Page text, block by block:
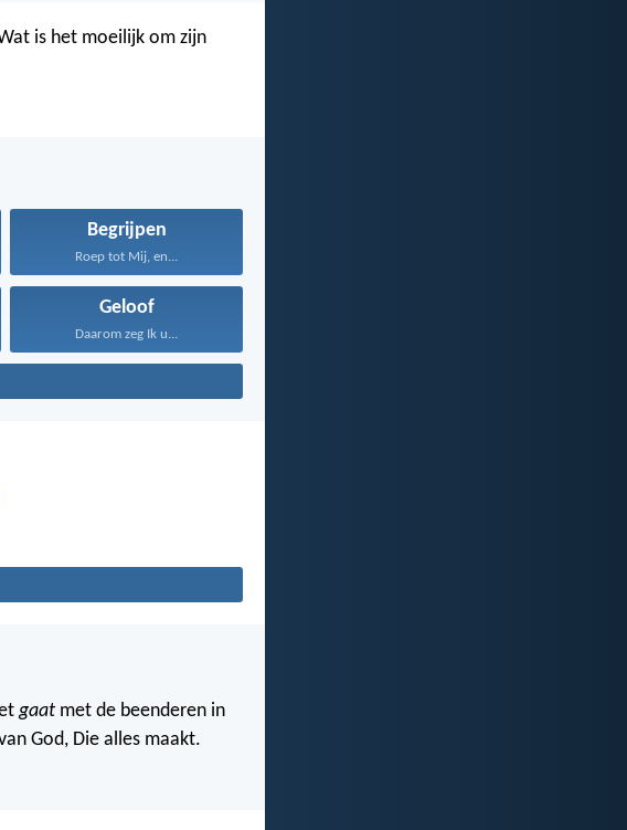
is het moeilijk om zijn
Begrijpen
Roep tot Mij, en...
Geloof
Daarom zeg Ik u...
gaat met de beenderen in
God, Die alles maakt.